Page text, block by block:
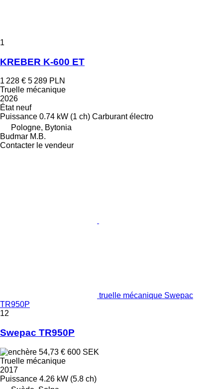
1
KREBER K-600 ET
1 228 € 5 289 PLN
Truelle mécanique
2026
Étatneuf
Puissance 0.74 kW (1 ch) Carburant électro
Pologne, Bytonia
Budmar M.B.
Contacter le vendeur
truelle mécanique Swepac
TR950P
12
Swepac TR950P
54,73 € 600 SEK
Truelle mécanique
2017
Puissance 4.26 kW (5.8 ch)